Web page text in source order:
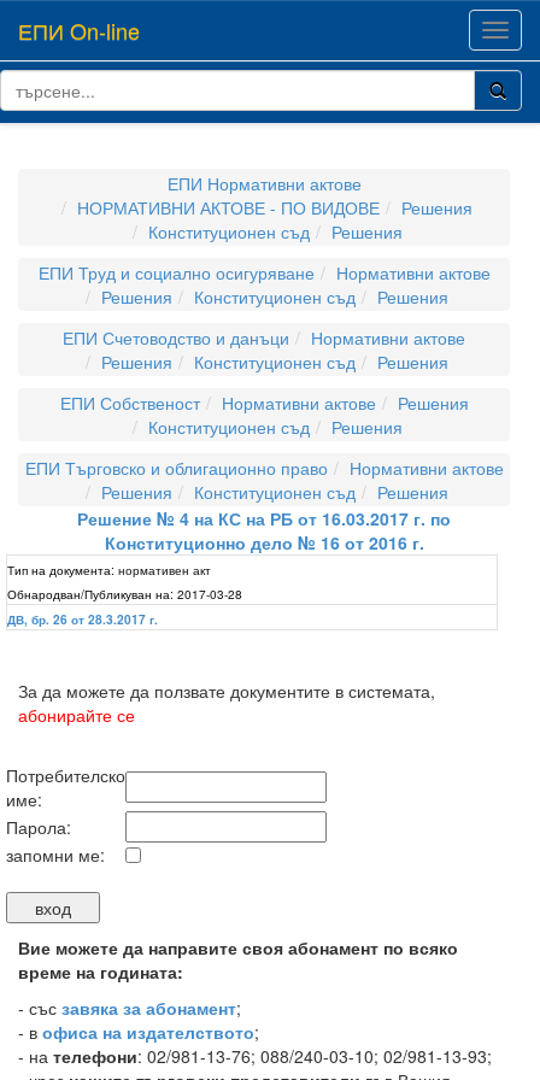
ЕПИ On-line
ЕПИ Нормативни актове
НОРМАТИВНИ АКТОВЕ - ПО ВИДОВЕ
Решения
Конституционен съд
Решения
ЕПИ Труд и социално осигуряване
Нормативни актове
Решения
Конституционен съд
Решения
ЕПИ Счетоводство и данъци
Нормативни актове
Решения
Конституционен съд
Решения
ЕПИ Собственост
Нормативни актове
Решения
Конституционен съд
Решения
ЕПИ Търговско и облигационно право
Нормативни актове
Решения
Конституционен съд
Решения
Решение № 4 на КС на РБ от 16.03.2017 г. по
Конституционно дело № 16 от 2016 г.
Тип на документа: нормативен акт
Обнародван/Публикуван на: 2017-03-28
ДВ, бр. 26 от 28.3.2017 г.
За да можете да ползвате документите в системата,
абонирайте се
Потребителско
име:
Парола:
запомни ме:
Вие можете да направите своя абонамент по всяко
време на годината:
- със завяка за абонамент;
- в офиса на издателството;
- на телефони: 02/981-13-76; 088/240-03-10; 02/981-13-93;